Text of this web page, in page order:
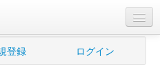
登録 ログイン